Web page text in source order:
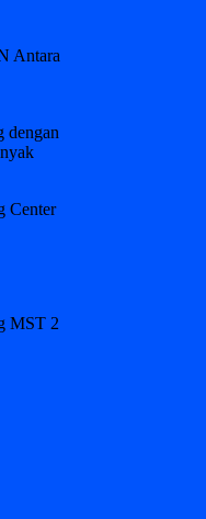
Antara
dengan
Center
MST 2